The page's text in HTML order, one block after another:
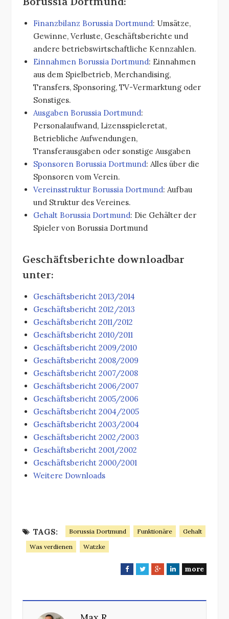
Finanzbilanz Borussia Dortmund: Umsätze,
Gewinne, Verluste, Geschäftsberichte und
andere betriebswirtschaftliche Kennzahlen.
Einnahmen Borussia Dortmund: Einnahmen
aus dem Spielbetrieb, Merchandising,
Transfers, Sponsoring, TV-Vermarktung oder
Sonstiges.
Ausgaben Borussia Dortmund:
Personalaufwand, Lizensspieleretat,
Betriebliche Aufwendungen,
Transferausgaben oder sonstige Ausgaben
Sponsoren Borussia Dortmund: Alles über die
Sponsoren vom Verein.
Vereinsstruktur Borussia Dortmund: Aufbau
und Struktur des Vereines.
Gehalt Borussia Dortmund: Die Gehälter der
Spieler von Borussia Dortmund
Geschäftsberichte downloadbar
unter:
Geschäftsbericht 2013/2014
Geschäftsbericht 2012/2013
Geschäftsbericht 2011/2012
Geschäftsbericht 2010/2011
Geschäftsbericht 2009/2010
Geschäftsbericht 2008/2009
Geschäftsbericht 2007/2008
Geschäftsbericht 2006/2007
Geschäftsbericht 2005/2006
Geschäftsbericht 2004/2005
Geschäftsbericht 2003/2004
Geschäftsbericht 2002/2003
Geschäftsbericht 2001/2002
Geschäftsbericht 2000/2001
Weitere Downloads
TAGS: Borussia Dortmund Funktionäre
Gehalt
Was verdienen
Watzke
F
T
G
L
more